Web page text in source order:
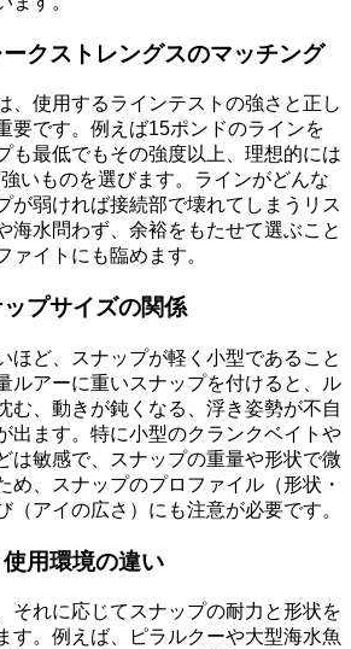
クストレングスのマッチング
、使用するラインテストの強さと正し
要です。例えば15ポンドのラインを
も最低でもその強度以上、理想的には
いものを選びます。ラインがどんな
が弱ければ接続部で壊れてしまうリス
海水問わず、余裕をもたせて選ぶこと
ァイトにも臨めます。
プサイズの関係
ほど、スナップが軽く小型であること
ルアーに重いスナップを付けると、ル
む、動きが鈍くなる、浮き姿勢が不自
出ます。特に小型のクランクベイトや
は敏感で、スナップの重量や形状で微
め、スナップのプロファイル（形状・
（アイの広さ）にも注意が必要です。
用環境の違い
それに応じてスナップの耐力と形状を
す。例えば、ピラルクーや大型海水魚